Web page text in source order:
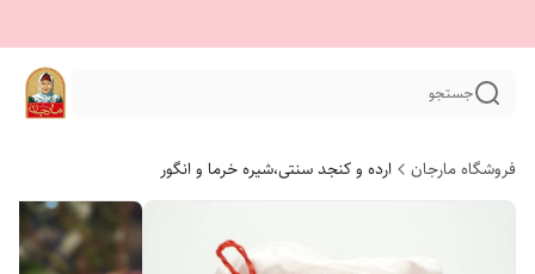
جستجو
فروشگاه مارجان ارده و کنجد سنتی،شیره خرما و انگور